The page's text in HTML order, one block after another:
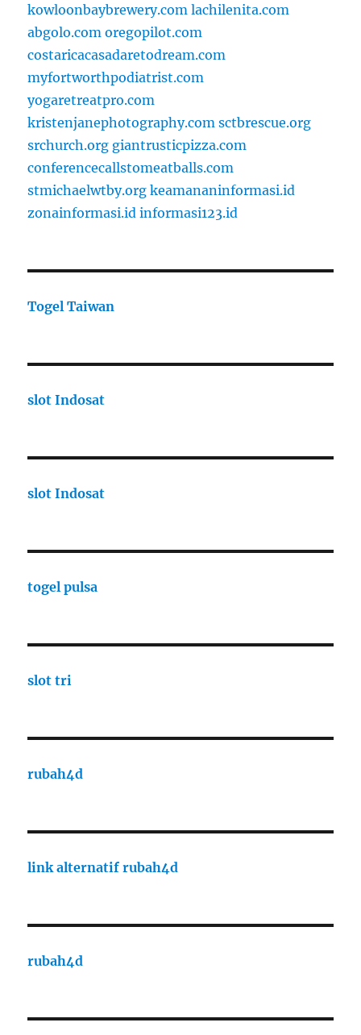
kowloonbaybrewery.com lachilenita.com
abgolo.com oregopilot.com
costaricacasadaretodream.com
myfortworthpodiatrist.com
yogaretreatpro.com
kristenjanephotography.com sctbrescue.org
srchurch.org giantrusticpizza.com
conferencecallstomeatballs.com
stmichaelwtby.org keamananinformasi.id
zonainformasi.id informasi123.id
Togel Taiwan
slot Indosat
slot Indosat
togel pulsa
slot tri
rubah4d
link alternatif rubah4d
rubah4d